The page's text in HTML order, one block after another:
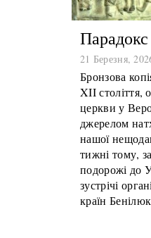
Парадокс
21 Березня,
Бронзова
XII століття,
церкви у
джерелом
нашої
тижні тому,
подорожі до
зустрічі
країн